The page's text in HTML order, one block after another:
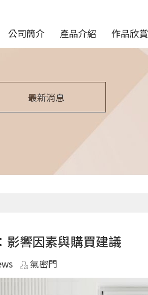
公司簡介 產品介紹 作品欣賞
最新消息
影響因素與購買建議
氣密門